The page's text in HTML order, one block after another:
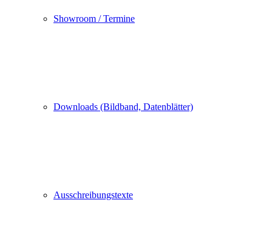
Showroom / Termine
Downloads (Bildband, Datenblätter)
Ausschreibungstexte